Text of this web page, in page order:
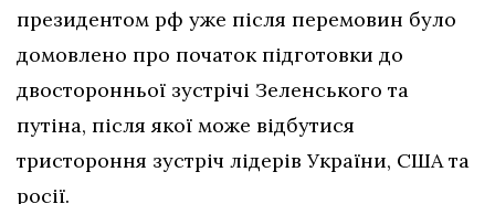
президентом рф уже після перемовин було
домовлено про початок підготовки до
двосторонньої зустрічі Зеленського та
путіна, після якої може відбутися
тристороння зустріч лідерів України, США та
росії.